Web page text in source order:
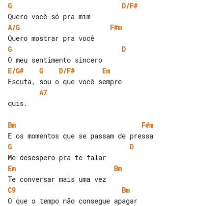
G
D/F#
A/G
F#m
G
D
E/G#
G D/F#
Em
A7
quis.
Bm
F#m
G
D
Em
Bm
C9
Bm